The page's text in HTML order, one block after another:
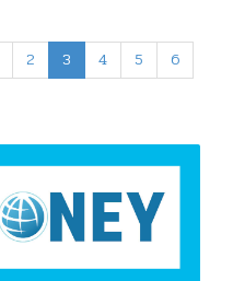
2 3 4 5
6